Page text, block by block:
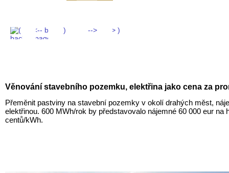
Věnování stavebního pozemku, elektřina jako cena za
Přeměnit pastviny na stavební pozemky v okolí drahých měst,
elektřinou. 600 MWh/rok by představovalo nájemné 60 000 eur na
centů/kWh.